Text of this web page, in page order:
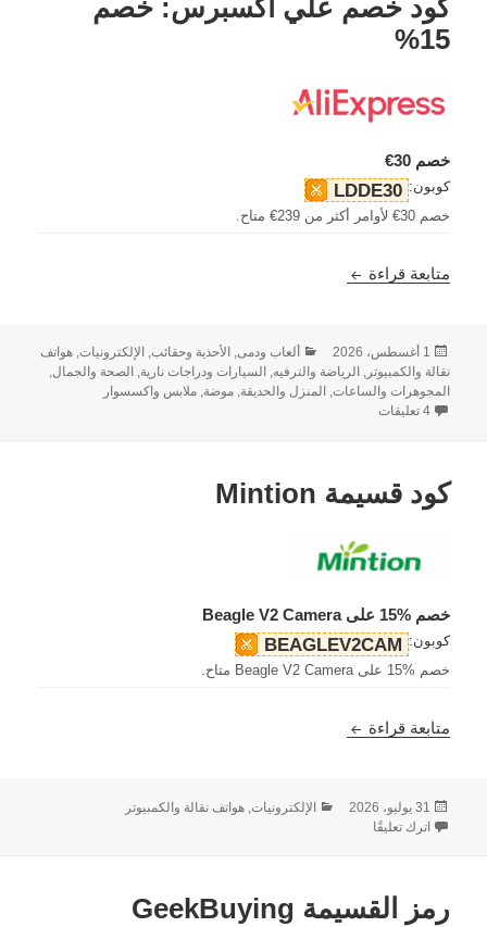
كود خصم علي اكسبرس: خصم
15%
خصم 30€
كوبون: LDDE30
خصم 30€ لأوامر أكثر من 239€ متاح.
متابعة قراءة كود خصم علي اكسبرس: خصم 15%
نُشرت
في
1 أغسطس، 2026 التصنيفات
ألعاب ودمى, الأحذية وحقائب, الإلكترونيات, هواتف
نقالة والكمبيوتر, الرياضة والترفيه, السيارات ودراجات نارية, الصحة والجمال,
المجوهرات والساعات, المنزل والحديقة,موضة, ملابس واكسسوار
4 تعليقات
على كود خصم علي اكسبرس: خصم 154
كود قسيمة Mintion
خصم %15 على Beagle V2 Camera
كوبون: BEAGLEV2CAM
خصم %15 على Beagle V2 Camera متاح.
متابعة قراءة كود قسيمة Mintion
نُشرت
في
31 يوليو، 2026 التصنيفات
الإلكترونيات, هواتف نقالة والكمبيوتر
اترك تعليقًا
رمز القسيمة GeekBuying